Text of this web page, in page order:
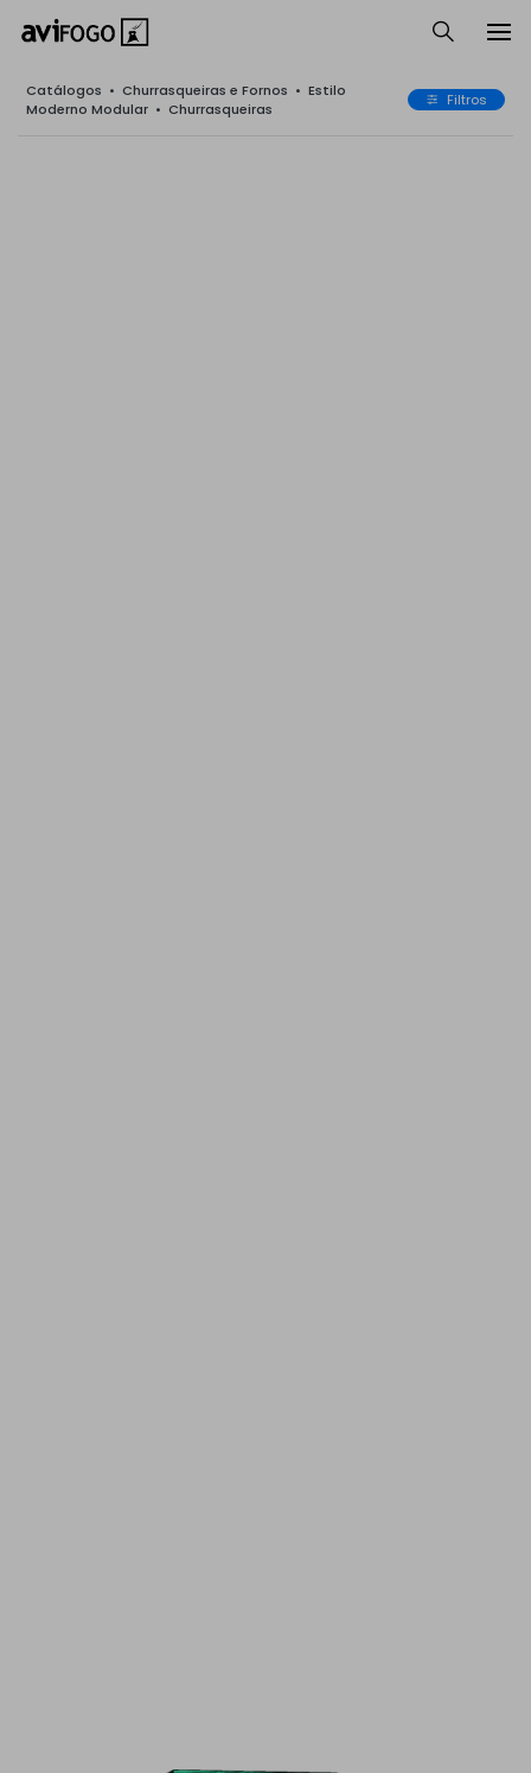
Catálogos • Churrasqueiras e Fornos • Estilo
Moderno Modular • Churrasqueiras Filtros